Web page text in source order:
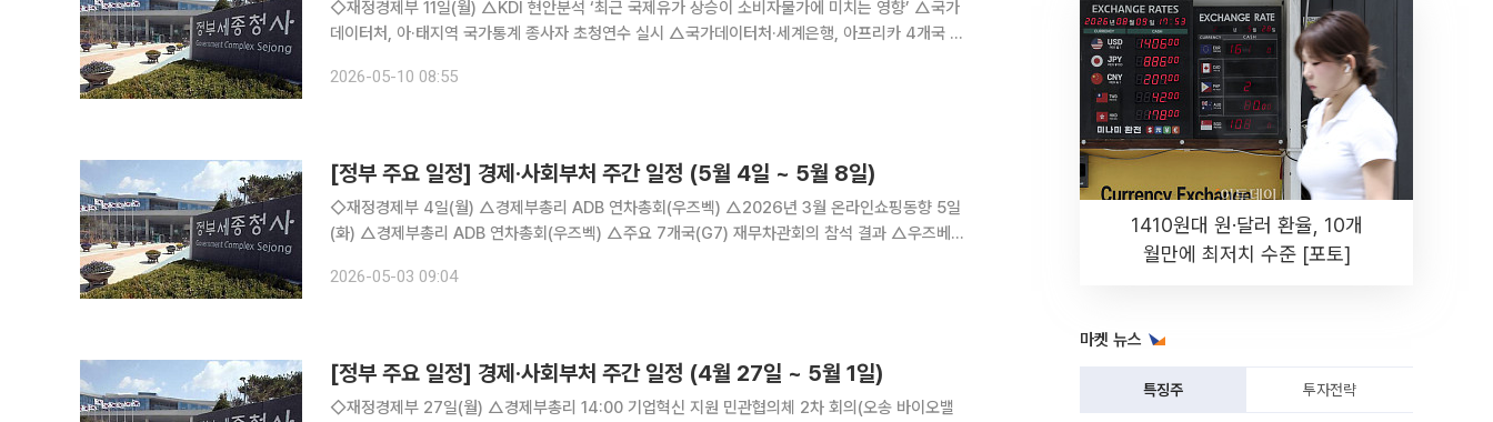
◇재정경제부 11일(월) △KDI 현안분석 ‘최근 국제유가 상승이 소비자물가에 미치는 영향’ △국가
데이터처, 아·태지역 국가통계 종사자 초청연수 실시 △국가데이터처·세계은행, 아프리카 4개국 대
자문위원회 정례회의(비공개), 17:00 외
2026-05-10 08:55
[정부 주요 일정] 경제·사회부처 주간 일정 (5월 4일 ~ 5월 8일)
◇재정경제부 4일(월) △경제부총리 ADB 연차총회(우즈벡) △2026년 3월 온라인쇼핑동향 5일
(화) △경제부총리 ADB 연차총회(우즈벡) △주요 7개국(G7) 재무차관회의 참석 결과 △우즈베키
국무회의(청와대) △2026년 4월 소비
2026-05-03 09:04
[정부 주요 일정] 경제·사회부처 주간 일정 (4월 27일 ~ 5월 1일)
◇재정경제부 27일(월) △경제부총리 14:00 기업혁신 지원 민관협의체 2차 회의(오송 바이오밸
1410원대 원·달러 환율, 10개
월만에 최저치 수준 [포토]
마켓 뉴스
특징주 투자전략